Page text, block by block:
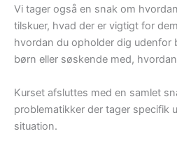
Vi tager også en snak om
tilskuer, hvad der er vigtigt for
hvordan du opholder dig udenfor
børn eller søskende med,
Kurset afsluttes med en samlet
problematikker der tager specifik
situation.